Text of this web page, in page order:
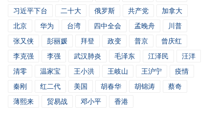
习近平下台
二十大 俄罗斯 共产党
加拿大
北京
华为 台湾 四中全会 孟晚舟
川普
张又侠
彭丽媛 拜登 政变 普京
曾庆红
李克强
李强 武汉肺炎 毛泽东 江泽民
汪洋
清零
温家宝 王小洪 王岐山 王沪宁
疫情
秦刚
红二代 美国 胡春华 胡锦涛
蔡奇
薄熙来
贸易战 邓小平 香港